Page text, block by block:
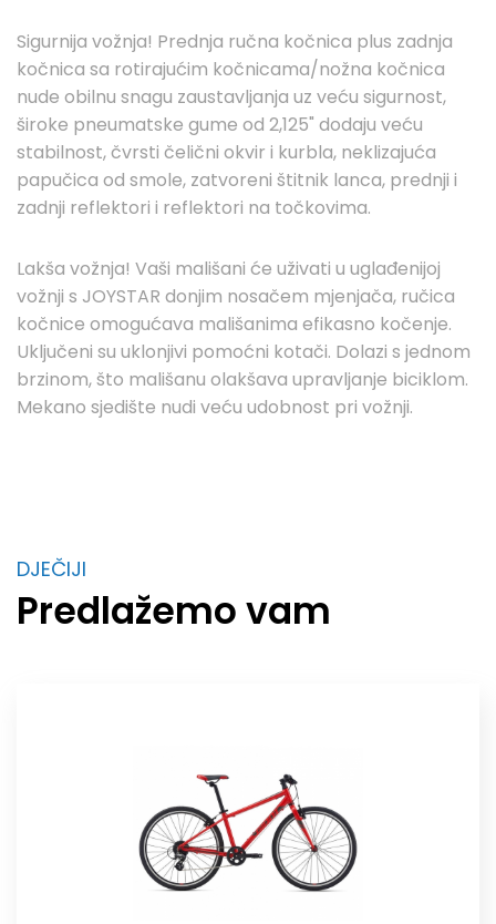
Sigurnija vožnja! Prednja ručna kočnica plus zadnja
kočnica sa rotirajućim kočnicama/nožna kočnica
nude obilnu snagu zaustavljanja uz veću sigurnost,
široke pneumatske gume od 2,125" dodaju veću
stabilnost, čvrsti čelični okvir i kurbla, neklizajuća
papučica od smole, zatvoreni štitnik lanca, prednji i
zadnji reflektori i reflektori na točkovima.
Lakša vožnja! Vaši mališani će uživati ​​u uglađenijoj
vožnji s JOYSTAR donjim nosačem mjenjača, ručica
kočnice omogućava mališanima efikasno kočenje.
Uključeni su uklonjivi pomoćni kotači. Dolazi s jednom
brzinom, što mališanu olakšava upravljanje biciklom.
Mekano sjedište nudi veću udobnost pri vožnji.
DJEČIJI
Predlažemo vam